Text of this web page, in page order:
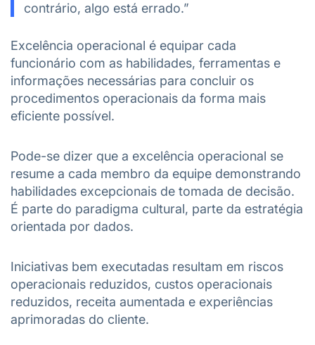
contrário, algo está errado.”
Excelência operacional é equipar cada
funcionário com as habilidades, ferramentas e
informações necessárias para concluir os
procedimentos operacionais da forma mais
eficiente possível.
Pode-se dizer que a excelência operacional se
resume a cada membro da equipe demonstrando
habilidades excepcionais de tomada de decisão.
É parte do paradigma cultural, parte da estratégia
orientada por dados.
Iniciativas bem executadas resultam em riscos
operacionais reduzidos, custos operacionais
reduzidos, receita aumentada e experiências
aprimoradas do cliente.